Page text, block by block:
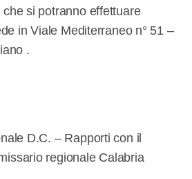
si potranno effettuare
in Viale Mediterraneo n° 51 –
.
D.C. – Rapporti con il
regionale Calabria